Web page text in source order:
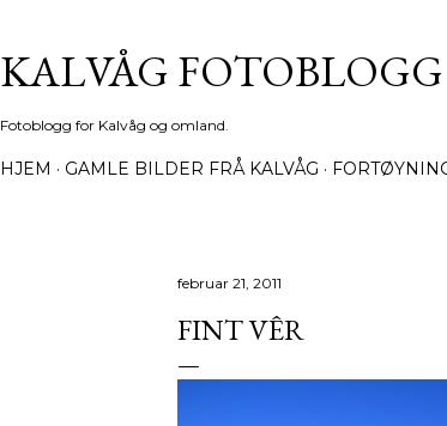
KALVÅG FOTOBLOGG
Fotoblogg for Kalvåg og omland.
HJEM GAMLE BILDER FRÅ KALVÅG
februar 21, 2011
FINT VÊR